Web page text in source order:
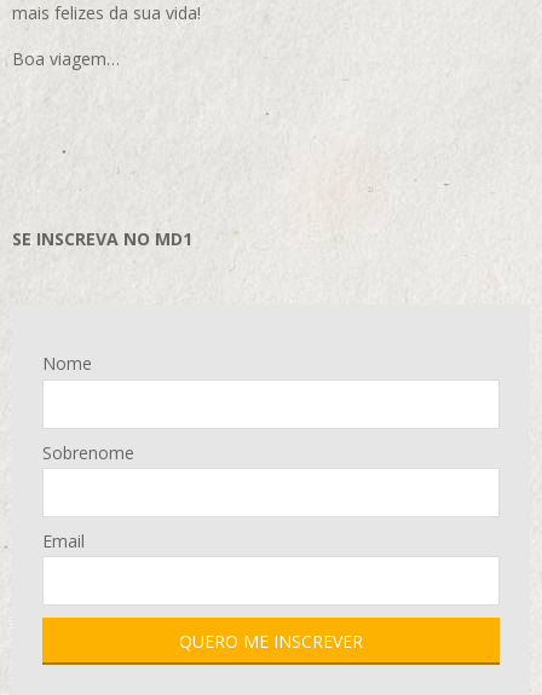
mais felizes da sua vida!
Boa viagem…
SE INSCREVA NO MD1
Nome
Sobrenome
Email